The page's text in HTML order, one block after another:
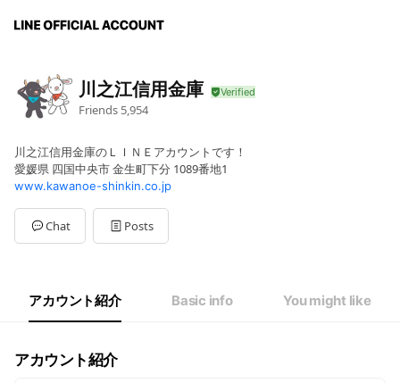
川之江信用金庫
Friends 5,954
川之江信用金庫のＬＩＮＥアカウントです！
愛媛県 四国中央市 金生町下分 1089番地1
www.kawanoe-shinkin.co.jp
Chat Posts
アカウント紹介 Basic info You might like
アカウント紹介